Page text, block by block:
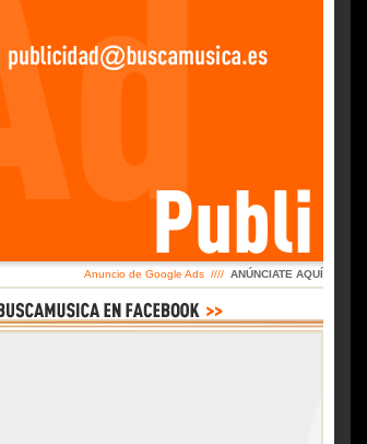
Anuncio de Google Ads //// ANÚNCIATE AQUÍ